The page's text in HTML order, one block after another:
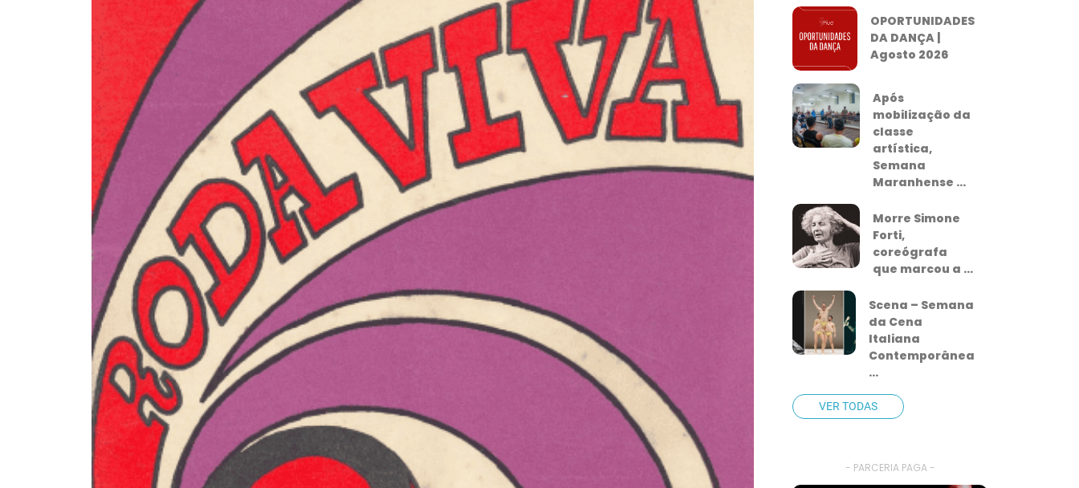
OPORTUNIDADES
DA DANÇA |
Agosto 2026
Após
mobilização da
classe
artística,
Semana
Maranhense ...
Morre Simone
Forti,
coreógrafa
que marcou a ...
Scena – Semana
da Cena
Italiana
Contemporânea
...
VER TODAS
- PARCERIA PAGA -